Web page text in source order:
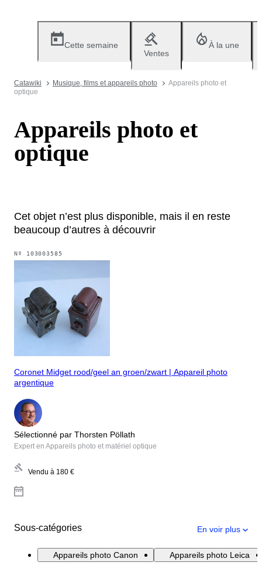
Cette semaine
Ventes
À la une
Catawiki Musique, films et appareils photo
Appareils photo et
optique
Appareils photo et
optique
Cet objet n’est plus disponible, mais il en reste
beaucoup d’autres à découvrir
Nº 103003585
Coronet Midget rood/geel an groen/zwart | Appareil photo
argentique
Sélectionné par Thorsten Pöllath
Expert en Appareils photo et matériel optique
Vendu à 180 €
Sous-catégories En voir plus
Appareils photo Canon Appareils photo Leica